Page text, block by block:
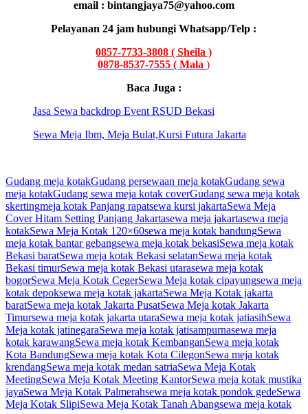
email : bintangjaya75@yahoo.com
Pelayanan 24 jam hubungi Whatsapp/Telp :
0857-7733-3808 ( Sheila )
0878-8537-7555 ( Mala)
Baca Juga :
Jasa Sewa backdrop Event RSUD Bekasi
Sewa Meja Ibm, Meja Bulat,Kursi Futura Jakarta
Gudang meja kotakGudang persewaan meja kotakGudang sewa
meja kotakGudang sewa meja kotak coverGudang sewa meja kotak
skertingmeja kotak Panjang rapatsewa kursi jakartaSewa Meja
Cover Hitam Setting Panjang Jakartasewa meja jakartasewa meja
kotakSewa Meja Kotak 120×60sewa meja kotak bandungSewa
meja kotak bantar gebangsewa meja kotak bekasiSewa meja kotak
Bekasi baratSewa meja kotak Bekasi selatanSewa meja kotak
Bekasi timurSewa meja kotak Bekasi utarasewa meja kotak
bogorSewa Meja Kotak CegerSewa Meja kotak cipayungsewa meja
kotak depoksewa meja kotak jakartaSewa Meja Kotak jakarta
baratSewa meja kotak Jakarta PusatSewa Meja kotak Jakarta
Timursewa meja kotak jakarta utaraSewa meja kotak jatiasihSewa
Meja kotak jatinegaraSewa meja kotak jatisampurnasewa meja
kotak karawangSewa meja kotak KembanganSewa meja kotak
Kota BandungSewa meja kotak Kota CilegonSewa meja kotak
krendangSewa meja kotak medan satriaSewa Meja Kotak
MeetingSewa Meja Kotak Meeting KantorSewa meja kotak mustika
jayaSewa Meja Kotak Palmerahsewa meja kotak pondok gedeSewa
Meja Kotak SlipiSewa Meja Kotak Tanah Abangsewa meja kotak